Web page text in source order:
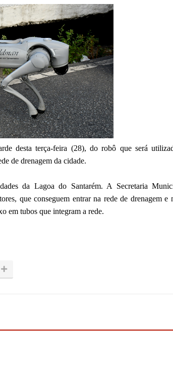
desta terça-feira (28), do robô que será
de drenagem da cidade.
da Lagoa do Santarém. A Secretaria
que conseguem entrar na rede de drenagem e
em tubos que integram a rede.